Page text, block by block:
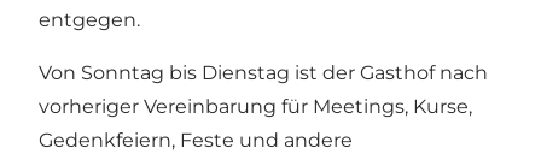
entgegen.
Von Sonntag bis Dienstag ist der Gasthof nach
vorheriger Vereinbarung für Meetings, Kurse,
Gedenkfeiern, Feste und andere